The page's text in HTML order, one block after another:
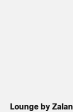
Lounge by